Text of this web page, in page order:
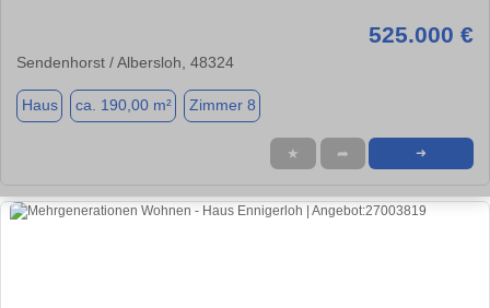
525.000 €
Sendenhorst / Albersloh, 48324
Haus ca. 190,00 m² Zimmer 8
★ ➦ ➜